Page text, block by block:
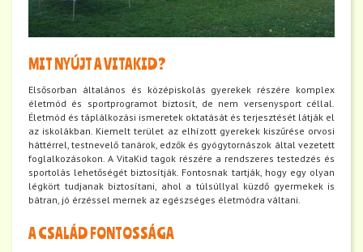
MIT NYÚJT A VITAKID?
Elsősorban általános és középiskolás gyerekek részére komplex
életmód és sportprogramot biztosít, de nem versenysport céllal.
Életmód és táplálkozási ismeretek oktatását és terjesztését látják el
az iskolákban. Kiemelt terület az elhízott gyerekek kiszűrése orvosi
háttérrel, testnevelő tanárok, edzők és gyógytornászok által vezetett
foglalkozásokon. A VitaKid tagok részére a rendszeres testedzés és
sportolás lehetőségét biztosítják. Fontosnak tartják, hogy egy olyan
légkört tudjanak biztosítani, ahol a túlsúllyal küzdő gyermekek is
bátran, jó érzéssel mernek az egészséges életmódra váltani.
A CSALÁD FONTOSSÁGA